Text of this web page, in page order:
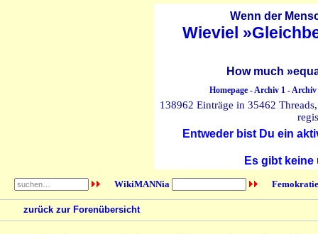
Wenn der
Wieviel
How much
Homepage-Archiv 1-Archiv
138962 Einträge in 35462
Entweder bist Du ein
Es gibt
WikiMANNia
zurück zur Forenübersicht